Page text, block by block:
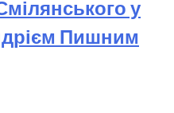
у
Пишним